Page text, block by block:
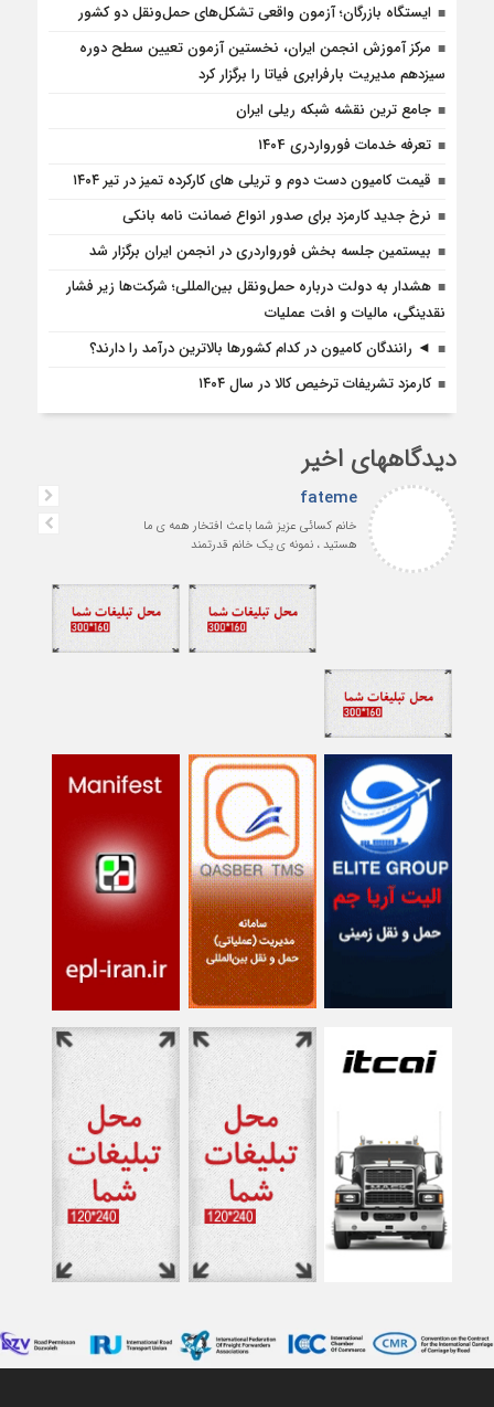
ایستگاه بازرگان؛ آزمون واقعی تشکل‌‌های حمل‌ونقل دو کشور
مرکز آموزش انجمن ایران، نخستین آزمون تعیین سطح دوره
سیزدهم مدیریت بارفرابری فیاتا را برگزار کرد
جامع ترین نقشه شبکه ریلی ایران
تعرفه خدمات فورواردری ۱۴۰4
قیمت کامیون دست دوم و تریلی‌ های کارکرده تمیز در تیر ۱۴۰۴
نرخ جدید کارمزد برای صدور انواع ضمانت نامه بانکی
بیستمین جلسه بخش فورواردری در انجمن ایران برگزار شد
هشدار به دولت درباره حمل‌ونقل بین‌المللی؛ شرکت‌ها زیر فشار
نقدینگی، مالیات و افت عملیات
◄ رانندگان کامیون در کدام کشورها بالاترین درآمد را دارند؟
کارمزد تشریفات ترخیص کالا در سال ۱۴۰۴
دیدگاههای اخیر
fateme
خانم کسائی عزیز شما باعث افتخار همه ی ما
هستید ، نمونه ی یک خانم قدرتمند